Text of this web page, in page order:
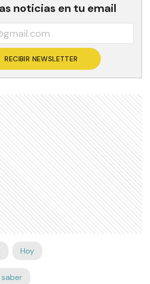
noticias en tu email
RECIBIR NEWSLETTER
Hoy